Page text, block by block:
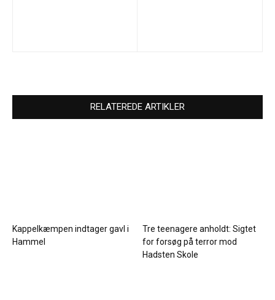
RELATEREDE ARTIKLER
Kappelkæmpen indtager gavl i
Hammel
Tre teenagere anholdt: Sigtet
for forsøg på terror mod
Hadsten Skole